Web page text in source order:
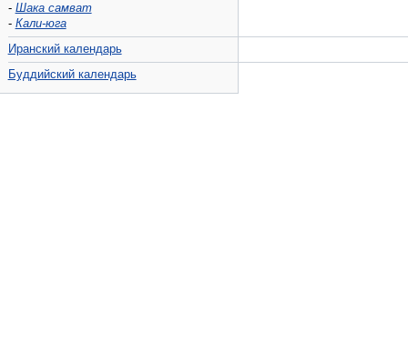
- Шака самват
- Кали-юга
Иранский календарь
Буддийский календарь